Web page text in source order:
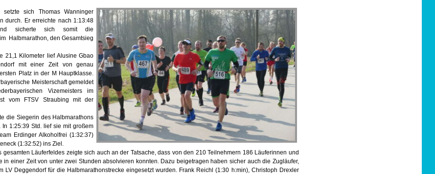
setzte sich Thomas Wanninger
durch. Er erreichte nach 1:13:48
sicherte sich somit die
Halbmarathon, den Gesamtsieg
21,1 Kilometer lief Alusine Gbao
mit einer Zeit von genau
Platz in der M Hauptklasse.
Meisterschaft gemeldet
Vizemeisters im
vom FTSV Straubing mit der
die Siegerin des Halbmarathons
In 1:25:39 Std. lief sie mit großem
Erdinger Alkoholfrei (1:32:37)
(1:32:52) ins Ziel.
gesamten Läuferfeldes zeigte sich auch an der Tatsache, dass von den 210 Teilnehmern 186 Läuferinnen und
in einer Zeit von unter zwei Stunden absolvieren konnten. Dazu beigetragen haben sicher auch die Zugläufer,
LV Deggendorf für die Halbmarathonstrecke eingesetzt wurden. Frank Reichl (1:30 h:min), Christoph Drexler